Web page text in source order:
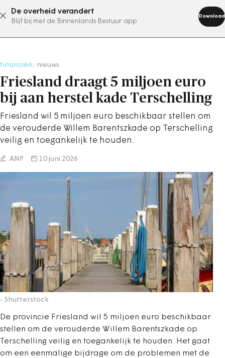
De overheid verandert
Blijf bij met de Binnenlands Bestuur app
Download
abonneer nu
financiën nieuws
Friesland draagt 5 miljoen euro
bij aan herstel kade Terschelling
Friesland wil 5 miljoen euro beschikbaar stellen om
de verouderde Willem Barentszkade op Terschelling
veilig en toegankelijk te houden.
ANP 10 juni 2026
- Shutterstock
De provincie Friesland wil 5 miljoen euro beschikbaar
stellen om de verouderde Willem Barentszkade op
Terschelling veilig en toegankelijk te houden. Het gaat
om een eenmalige bijdrage om de problemen met de